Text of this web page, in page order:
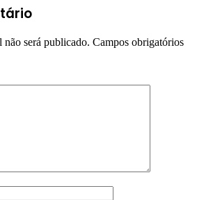
não será publicado. Campos obrigatórios